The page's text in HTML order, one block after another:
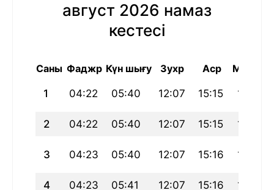
август 2026 намаз
кестесі
Саны Фаджр Күн шығу Зухр Аср Магриб
1 04:22 05:40 12:07 15:15 18:34
2 04:22 05:40 12:07 15:15 18:33
3 04:23 05:40 12:07 15:16 18:33
4 04:23 05:41 12:07 15:16 18:32